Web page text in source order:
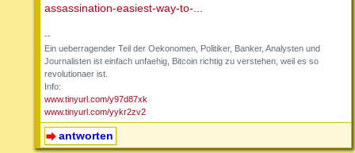
assassination-easiest-way-to-...
--
Ein ueberragender Teil der Oekonomen, Politiker, Banker, Analysten und
Journalisten ist einfach unfaehig, Bitcoin richtig zu verstehen, weil es so
revolutionaer ist.
Info:
www.tinyurl.com/y97d87xk
www.tinyurl.com/yykr2zv2
antworten